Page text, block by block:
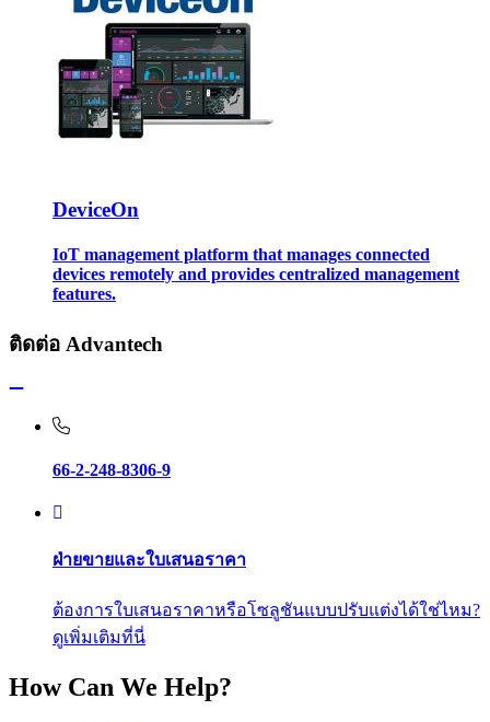
DeviceOn
IoT management platform that manages connected
devices remotely and provides centralized management
features.
ติดต่อ Advantech
66-2-248-8306-9
ฝ่ายขายและใบเสนอราคา
ต้องการใบเสนอราคาหรือโซลูชันแบบปรับแต่งได้ใช่ไหม?
ดูเพิ่มเติมที่นี่
How Can We Help?